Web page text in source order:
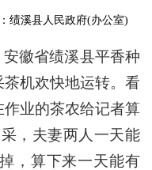
绩溪县人民政府(办公室)
徽省绩溪县平香种
机欢快地运转。看
业的茶农给记者算
，夫妻两人一天能
，算下来一天能有